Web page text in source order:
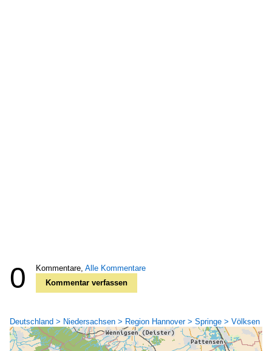
0 Kommentare, Alle Kommentare
Kommentar verfassen
Deutschland > Niedersachsen > Region Hannover > Springe > Völksen